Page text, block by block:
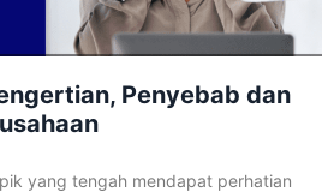
Penyebab dan
yang tengah mendapat perhatian